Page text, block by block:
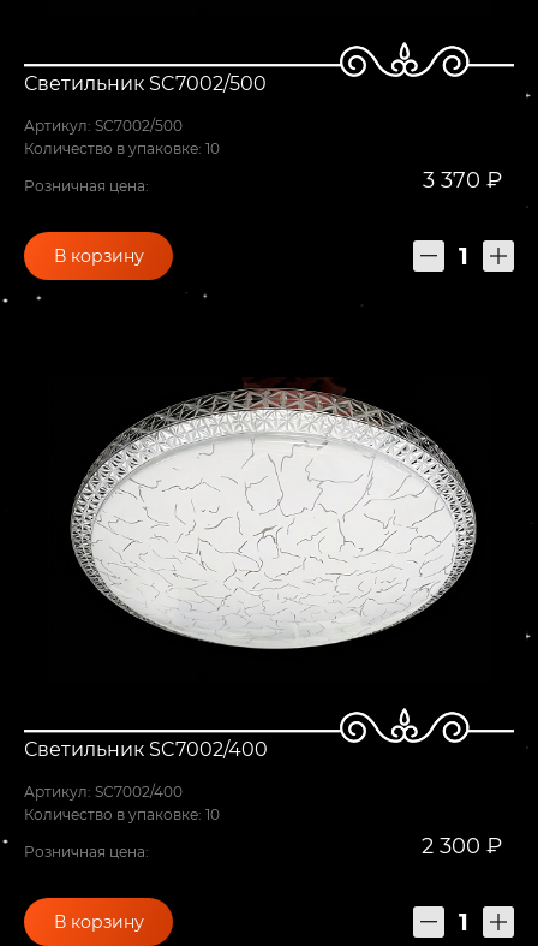
Светильник SC7002/500
Артикул: SC7002/500
Количество в упаковке: 10
Розничная цена: 3 370 ₽
В корзину
Светильник SC7002/400
Артикул: SC7002/400
Количество в упаковке: 10
Розничная цена: 2 300 ₽
В корзину